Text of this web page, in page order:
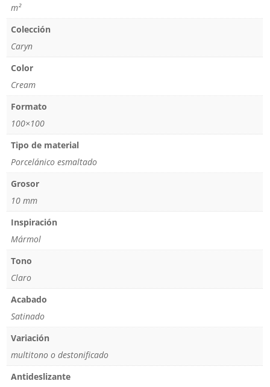
m²
Colección
Caryn
Color
Cream
Formato
100×100
Tipo de material
Porcelánico esmaltado
Grosor
10 mm
Inspiración
Mármol
Tono
Claro
Acabado
Satinado
Variación
multitono o destonificado
Antideslizante